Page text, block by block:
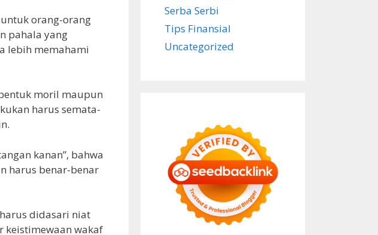
orang-orang
pahala yang
lebih memahami
moril maupun
harus semata-
kanan”, bahwa
harus benar-benar
didasari niat
keistimewaan wakaf
Serba Serbi
Tips Finansial
Uncategorized